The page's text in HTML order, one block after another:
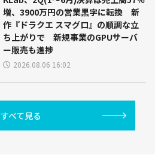
増、3900万円の営業黒字に転換 新
作『ドラクエ スマグロ』の順調な立
ち上がりで 新規事業のGPUサーバ
ー販売も進捗
2026.08.06 16:02
すべて見る